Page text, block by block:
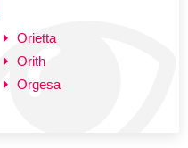
Orietta
Orith
Orgesa